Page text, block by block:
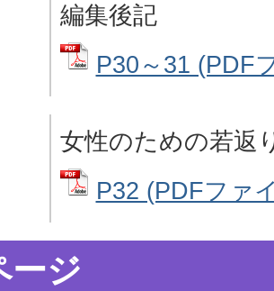
編集後記
P30～31 (PDF
女性のための若返
P32 (PDFファ
ージ